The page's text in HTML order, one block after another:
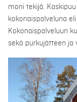
moni tekijä.
kokonaispalveluna
Kokonaispalveluun
sekä purkujätteen ja